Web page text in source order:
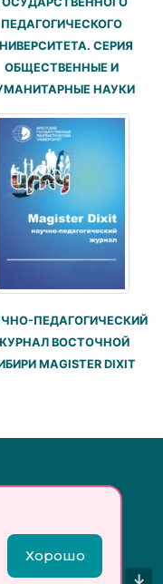
Хорошо
ПЕДАГОГИЧЕСКОГО
СЕРИЯ
ОБЩЕСТВЕННЫЕ И
НАУКИ
ПЕДАГОГИЧЕСКИЙ
ВОСТОЧНОЙ
MAGISTER DIXIT
↓